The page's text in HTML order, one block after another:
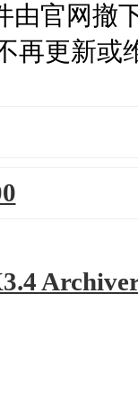
由官网撤
再更新或